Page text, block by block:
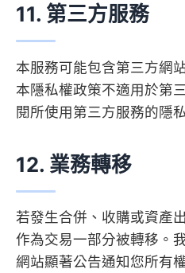
11. 第三方服務
本服務可能包含第三方網
本隱私權政策不適用於第
閱所使用第三方服務的隱
12. 業務轉移
若發生合併、收購或資產
作為交易一部分被轉移。
網站顯著公告通知您所有